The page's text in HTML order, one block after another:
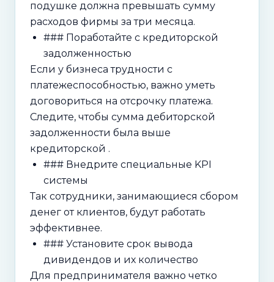
подушке должна превышать сумму
расходов фирмы за три месяца.
### Поработайте с кредиторской
задолженностью
Если у бизнеса трудности с
платежеспособностью, важно уметь
договориться на отсрочку платежа.
Следите, чтобы сумма дебиторской
задолженности была выше
кредиторской .
### Внедрите специальные KPI
системы
Так сотрудники, занимающиеся сбором
денег от клиентов, будут работать
эффективнее.
### Установите срок вывода
дивидендов и их количество
Для предпринимателя важно четко